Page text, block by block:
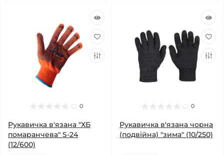
0
Рукавичка в'язана "ХБ
помаранчева" S-24
(12/600)
0
Рукавичка в'язана чорна
(подвійна) "зима" (10/250)